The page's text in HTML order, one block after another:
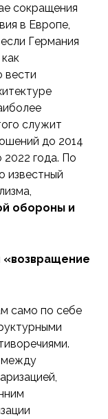
сокращения
в Европе,
Германия
вести
служит
до 2014
2022 года. По
известный
обороны и
«возвращение
само по себе
между